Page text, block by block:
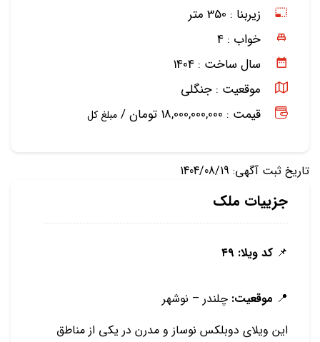
زیربنا : 350 متر
خواب : 4
سال ساخت : 1404
موقعیت : جنگلی
قیمت : 18,000,000,000 تومان /
مبلغ کل
تاریخ ثبت آگهی: 1404/08/19
جزییات ملک
📌 کد ویلا: ۴۹
📍 موقعیت: چلندر – نوشهر
این ویلای دوبلکس نوساز و مدرن در یکی از مناطق